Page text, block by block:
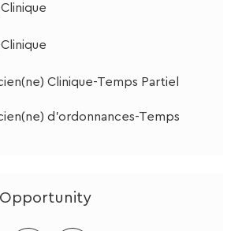
Clinique-Temps Partiel
d'ordonnances-Temps